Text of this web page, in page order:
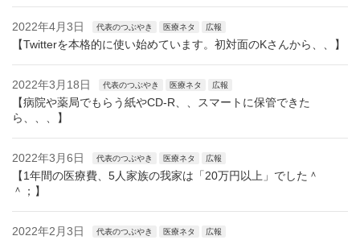
2022年4月3日 代表のつぶやき 医療ネタ 広報
【Twitterを本格的に使い始めています。初対面のKさんから、、】
2022年3月18日 代表のつぶやき 医療ネタ 広報
【病院や薬局でもらう紙やCD-R、、スマートに保管できた
ら、、、】
2022年3月6日 代表のつぶやき 医療ネタ 広報
【1年間の医療費、5人家族の我家は「20万円以上」でした＾
＾；】
2022年2月3日 代表のつぶやき 医療ネタ 広報